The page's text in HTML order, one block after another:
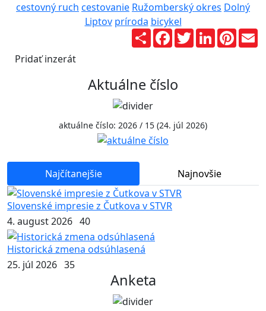
cestovný ruch cestovanie Ružomberský okres Dolný
Liptov príroda bicykel
ZdieľajFacebook
TwitterLinkedIn
Pridať inzerát
Aktuálne číslo
aktuálne číslo: 2026 / 15 (24. júl 2026)
Najčítanejšie Najnovšie
Slovenské impresie z Čutkova v STVR
4. august 2026 40
Historická zmena odsúhlasená
25. júl 2026 35
Anketa